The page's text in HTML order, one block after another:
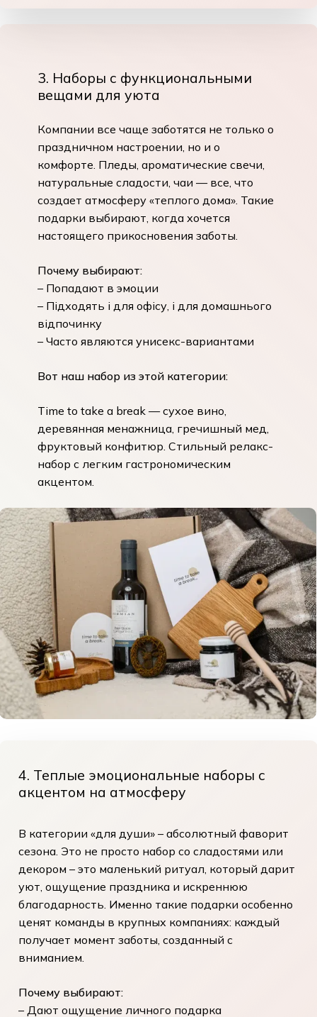
Корзина пуста.
3. Наборы с функциональными
вещами для уюта
Компании все чаще заботятся не только о
праздничном настроении, но и о
комфорте. Пледы, ароматические свечи,
натуральные сладости, чаи — все, что
создает атмосферу «теплого дома». Такие
подарки выбирают, когда хочется
настоящего прикосновения заботы.
Почему выбирают:
– Попадают в эмоции
– Підходять і для офісу, і для домашнього
відпочинку
– Часто являются унисекс-вариантами
Вот наш набор из этой категории:
Time to take a break— сухое вино,
деревянная менажница, гречишный мед,
фруктовый конфитюр. Стильный релакс-
набор с легким гастрономическим
акцентом.
4. Теплые эмоциональные наборы с
акцентом на атмосферу
В категории «для души» – абсолютный фаворит
сезона. Это не просто набор со сладостями или
декором – это маленький ритуал, который дарит
уют, ощущение праздника и искреннюю
благодарность. Именно такие подарки особенно
ценят команды в крупных компаниях: каждый
получает момент заботы, созданный с
вниманием.
Почему выбирают:
– Дают ощущение личного подарка